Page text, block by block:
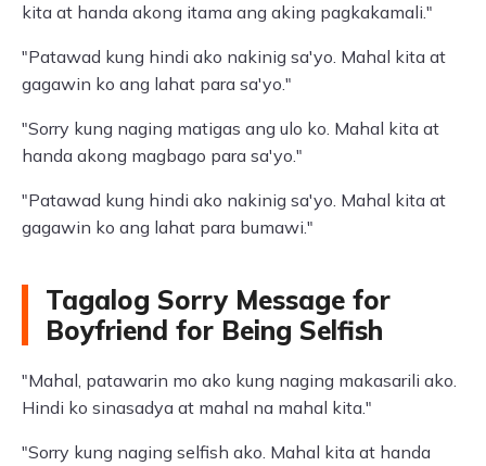
kita at handa akong itama ang aking pagkakamali."
"Patawad kung hindi ako nakinig sa'yo. Mahal kita at
gagawin ko ang lahat para sa'yo."
"Sorry kung naging matigas ang ulo ko. Mahal kita at
handa akong magbago para sa'yo."
"Patawad kung hindi ako nakinig sa'yo. Mahal kita at
gagawin ko ang lahat para bumawi."
Tagalog Sorry Message for
Boyfriend for Being Selfish
"Mahal, patawarin mo ako kung naging makasarili ako.
Hindi ko sinasadya at mahal na mahal kita."
"Sorry kung naging selfish ako. Mahal kita at handa